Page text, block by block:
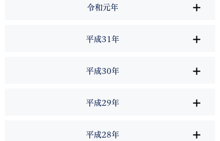
令和元年
平成31年
平成30年
平成29年
平成28年